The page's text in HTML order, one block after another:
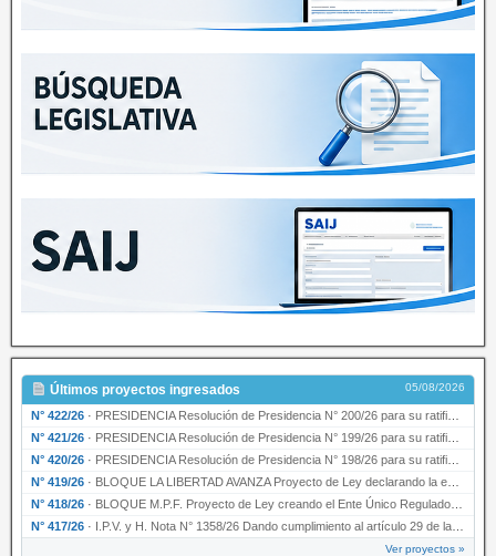
Últimos proyectos ingresados 05/08/2026
N° 422/26 · PRESIDENCIA Resolución de Presidencia N° 200/26 para su ratificación.
N° 421/26 · PRESIDENCIA Resolución de Presidencia N° 199/26 para su ratificación.
N° 420/26 · PRESIDENCIA Resolución de Presidencia N° 198/26 para su ratificación.
N° 419/26 · BLOQUE LA LIBERTAD AVANZA Proyecto de Ley declarando la esencialidad del servicio educativ…
N° 418/26 · BLOQUE M.P.F. Proyecto de Ley creando el Ente Único Regulador de servicios públicos de la …
N° 417/26 · I.P.V. y H. Nota N° 1358/26 Dando cumplimiento al artículo 29 de la Ley provincial N° 1399…
Ver proyectos »